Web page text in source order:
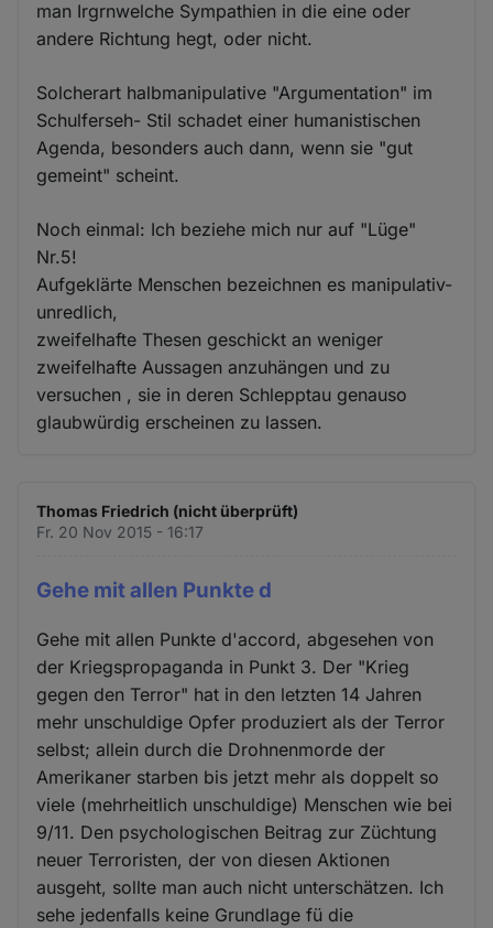
man Irgrnwelche Sympathien in die eine oder
andere Richtung hegt, oder nicht.
Solcherart halbmanipulative "Argumentation" im
Schulferseh- Stil schadet einer humanistischen
Agenda, besonders auch dann, wenn sie "gut
gemeint" scheint.
Noch einmal: Ich beziehe mich nur auf "Lüge"
Nr.5!
Aufgeklärte Menschen bezeichnen es manipulativ-
unredlich,
zweifelhafte Thesen geschickt an weniger
zweifelhafte Aussagen anzuhängen und zu
versuchen , sie in deren Schlepptau genauso
glaubwürdig erscheinen zu lassen.
Thomas Friedrich (nicht überprüft)
Fr. 20 Nov 2015 - 16:17
Gehe mit allen Punkte d
Gehe mit allen Punkte d'accord, abgesehen von
der Kriegspropaganda in Punkt 3. Der "Krieg
gegen den Terror" hat in den letzten 14 Jahren
mehr unschuldige Opfer produziert als der Terror
selbst; allein durch die Drohnenmorde der
Amerikaner starben bis jetzt mehr als doppelt so
viele (mehrheitlich unschuldige) Menschen wie bei
9/11. Den psychologischen Beitrag zur Züchtung
neuer Terroristen, der von diesen Aktionen
ausgeht, sollte man auch nicht unterschätzen. Ich
sehe jedenfalls keine Grundlage fü die